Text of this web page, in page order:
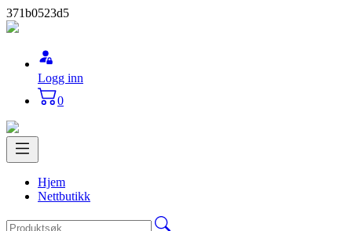
371b0523d5
Logg inn
0
Hjem
Nettbutikk